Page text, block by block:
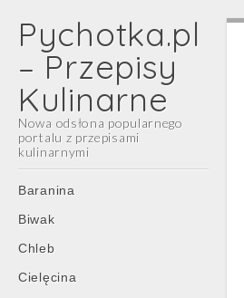
Pychotka.pl
– Przepisy
Kulinarne
Nowa odsłona popularnego
portalu z przepisami
kulinarnymi
Main
menu
Skip
content
Baranina
Biwak
Chleb
Cielęcina